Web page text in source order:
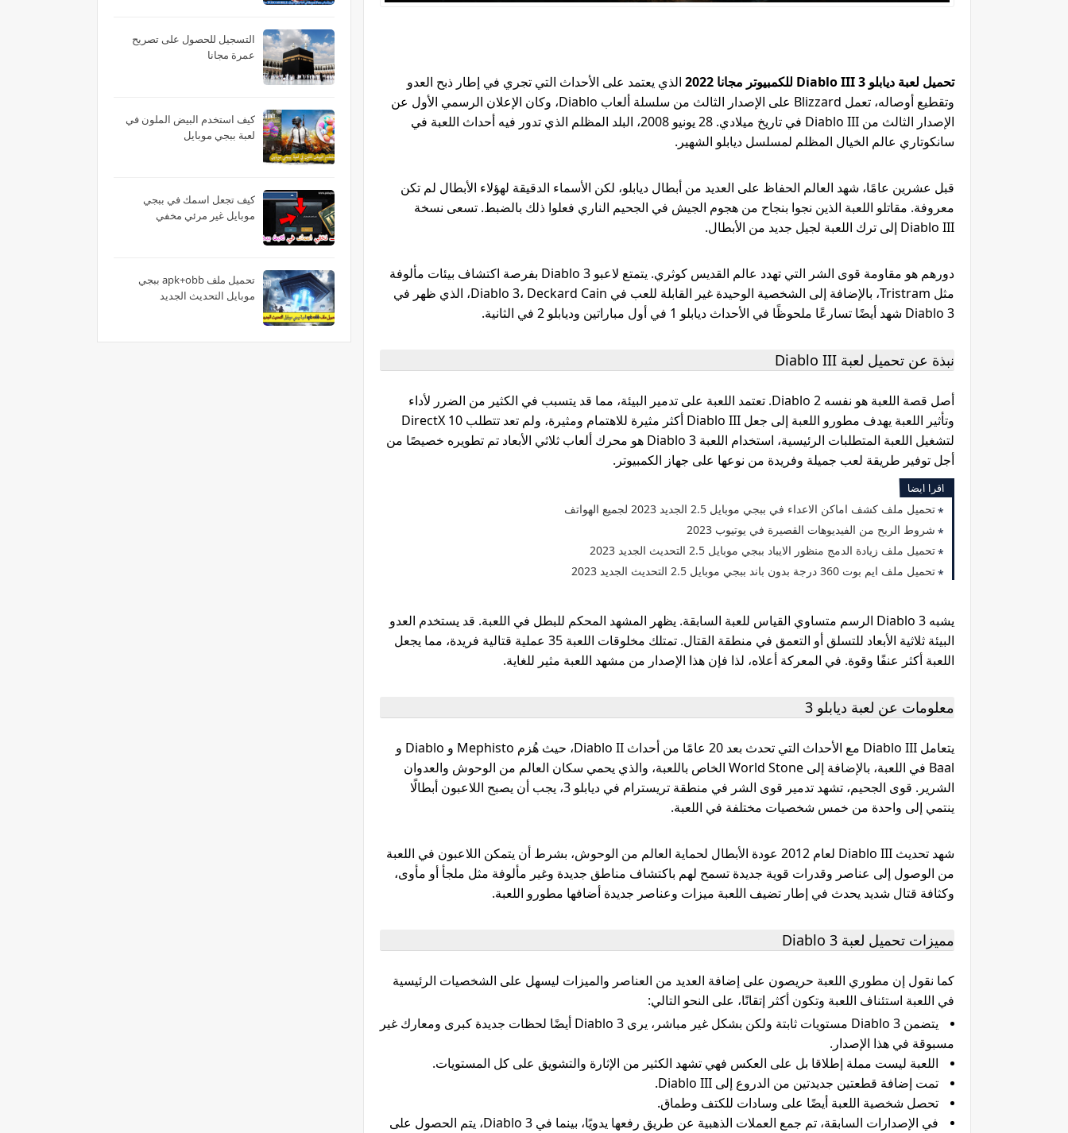
تحميل لعبة ديابلو 3 Diablo III للكمبيوتر مجانا 2022
الذي يعتمد على الأحداث التي تجري في إطار ذبح العدو
وتقطيع أوصاله، تعمل Blizzard على الإصدار الثالث من سلسلة ألعاب Diablo، وكان الإعلان الرسمي الأول عن
الإصدار الثالث من Diablo III في تاريخ ميلادي. 28 يونيو 2008، البلد المظلم الذي تدور فيه أحداث اللعبة في
سانكوتاري عالم الخيال المظلم لمسلسل ديابلو الشهير.
قبل عشرين عامًا، شهد العالم الحفاظ على العديد من أبطال ديابلو، لكن الأسماء الدقيقة لهؤلاء الأبطال لم تكن
معروفة. مقاتلو اللعبة الذين نجوا بنجاح من هجوم الجيش في الجحيم الناري فعلوا ذلك بالضبط. تسعى نسخة
Diablo III إلى ترك اللعبة لجيل جديد من الأبطال.
دورهم هو مقاومة قوى الشر التي تهدد عالم القديس كوثري. يتمتع لاعبو Diablo 3 بفرصة اكتشاف بيئات مألوفة
مثل Tristram، بالإضافة إلى الشخصية الوحيدة غير القابلة للعب في Diablo 3، Deckard Cain، الذي ظهر في
Diablo 3 شهد أيضًا تسارعًا ملحوظًا في الأحداث ديابلو 1 في أول مباراتين وديابلو 2 في الثانية.
نبذة عن تحميل لعبة Diablo III
أصل قصة اللعبة هو نفسه Diablo 2. تعتمد اللعبة على تدمير البيئة، مما قد يتسبب في الكثير من الضرر لأداء
وتأثير اللعبة يهدف مطورو اللعبة إلى جعل Diablo III أكثر مثيرة للاهتمام ومثيرة، ولم تعد تتطلب DirectX 10
لتشغيل اللعبة المتطلبات الرئيسية، استخدام اللعبة Diablo 3 هو محرك ألعاب ثلاثي الأبعاد تم تطويره خصيصًا من
أجل توفير طريقة لعب جميلة وفريدة من نوعها على جهاز الكمبيوتر.
اقرا ايضا
تحميل ملف كشف اماكن الاعداء في ببجي موبايل 2.5 الجديد 2023 لجميع الهواتف
شروط الربح من الفيديوهات القصيرة في يوتيوب 2023
تحميل ملف زيادة الدمج منظور الايباد ببجي موبايل 2.5 التحديث الجديد 2023
تحميل ملف ايم بوت 360 درجة بدون باند ببجي موبايل 2.5 التحديث الجديد 2023
يشبه Diablo 3 الرسم متساوي القياس للعبة السابقة. يظهر المشهد المحكم للبطل في اللعبة. قد يستخدم العدو
البيئة ثلاثية الأبعاد للتسلق أو التعمق في منطقة القتال. تمتلك مخلوقات اللعبة 35 عملية قتالية فريدة، مما يجعل
اللعبة أكثر عنفًا وقوة. في المعركة أعلاه، لذا فإن هذا الإصدار من مشهد اللعبة مثير للغاية.
معلومات عن لعبة ديابلو 3
يتعامل Diablo III مع الأحداث التي تحدث بعد 20 عامًا من أحداث Diablo II، حيث هُزم Mephisto و Diablo و
Baal في اللعبة، بالإضافة إلى World Stone الخاص باللعبة، والذي يحمي سكان العالم من الوحوش والعدوان
الشرير. قوى الجحيم، تشهد تدمير قوى الشر في منطقة تريسترام في ديابلو 3، يجب أن يصبح اللاعبون أبطالًا
ينتمي إلى واحدة من خمس شخصيات مختلفة في اللعبة.
شهد تحديث Diablo III لعام 2012 عودة الأبطال لحماية العالم من الوحوش، بشرط أن يتمكن اللاعبون في اللعبة
من الوصول إلى عناصر وقدرات قوية جديدة تسمح لهم باكتشاف مناطق جديدة وغير مألوفة مثل ملجأ أو مأوى،
وكثافة قتال شديد يحدث في إطار تضيف اللعبة ميزات وعناصر جديدة أضافها مطورو اللعبة.
مميزات تحميل لعبة 3 Diablo
كما نقول إن مطوري اللعبة حريصون على إضافة العديد من العناصر والميزات ليسهل على الشخصيات الرئيسية
في اللعبة استئناف اللعبة وتكون أكثر إتقانًا، على النحو التالي:
يتضمن Diablo 3 مستويات ثابتة ولكن بشكل غير مباشر، يرى Diablo 3 أيضًا لحظات جديدة كبرى ومعارك غير
مسبوقة في هذا الإصدار.
اللعبة ليست مملة إطلاقا بل على العكس فهي تشهد الكثير من الإثارة والتشويق على كل المستويات.
تمت إضافة قطعتين جديدتين من الدروع إلى Diablo III.
تحصل شخصية اللعبة أيضًا على وسادات للكتف وطماق.
في الإصدارات السابقة، تم جمع العملات الذهبية عن طريق رفعها يدويًا، بينما في Diablo 3، يتم الحصول على
التسجيل للحصول على تصريح
عمرة مجانا
كيف استخدم البيض الملون في
لعبة ببجي موبايل
كيف تجعل اسمك في ببجي
موبايل غير مرئي مخفي
تحميل ملف apk+obb ببجي
موبايل التحديث الجديد